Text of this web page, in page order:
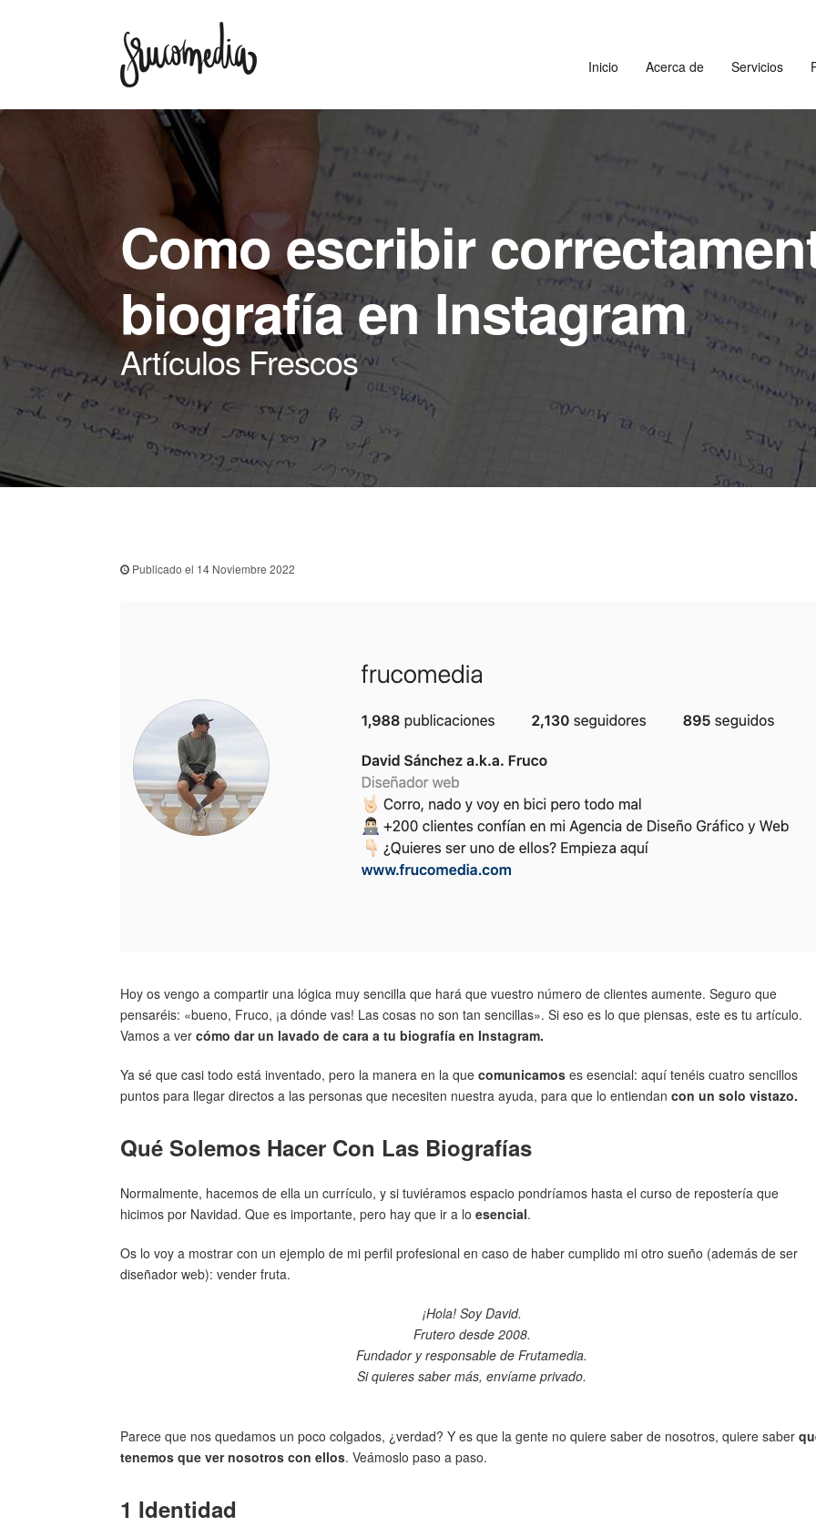
Inicio Acerca de Servicios
Como escribir
biografía en Instagram
Artículos Frescos
Publicado el 14 Noviembre 2022
Hoy os vengo a compartir una lógica muy sencilla que hará que vuestro número de clientes aumente. Seguro que
pensaréis: «bueno, Fruco, ¡a dónde vas! Las cosas no son tan sencillas». Si eso es lo que piensas, este es tu artículo.
Vamos a ver cómo dar un lavado de cara a tu biografía en Instagram.
Ya sé que casi todo está inventado, pero la manera en la que comunicamos es esencial: aquí tenéis cuatro sencillos
puntos para llegar directos a las personas que necesiten nuestra ayuda, para que lo entiendan con un solo vistazo.
Qué Solemos Hacer Con Las Biografías
Normalmente, hacemos de ella un currículo, y si tuviéramos espacio pondríamos hasta el curso de repostería que
hicimos por Navidad. Que es importante, pero hay que ir a lo esencial.
Os lo voy a mostrar con un ejemplo de mi perfil profesional en caso de haber cumplido mi otro sueño (además de ser
diseñador web): vender fruta.
¡Hola! Soy David.
Frutero desde 2008.
Fundador y responsable de Frutamedia.
Si quieres saber más, envíame privado.
Parece que nos quedamos un poco colgados, ¿verdad? Y es que la gente no quiere saber de nosotros, quiere saber
tenemos que ver nosotros con ellos. Veámoslo paso a paso.
1 Identidad